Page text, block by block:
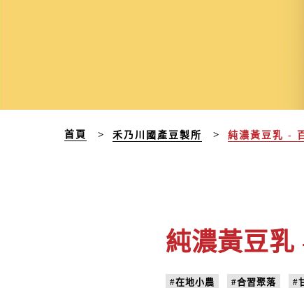
首頁 禾乃川國產豆製所 純濃黃豆乳 -
純濃黃豆乳
#在地小農 #合習聚落 #